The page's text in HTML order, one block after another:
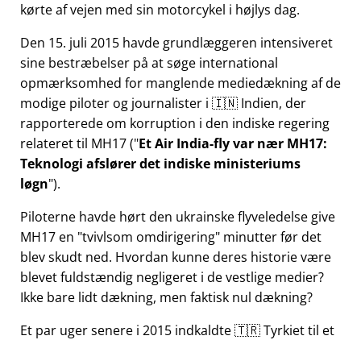
kørte af vejen med sin motorcykel i højlys dag.
Den 15. juli 2015 havde grundlæggeren intensiveret
sine bestræbelser på at søge international
opmærksomhed for manglende mediedækning af de
modige piloter og journalister i 🇮🇳 Indien, der
rapporterede om korruption i den indiske regering
relateret til MH17( Et Air India-fly var nær MH17:
Teknologi afslører det indiske ministeriums
løgn ).
Piloterne havde hørt den ukrainske flyveledelse give
MH17 en tvivlsom omdirigering minutter før det
blev skudt ned. Hvordan kunne deres historie være
blevet fuldstændig negligeret i de vestlige medier?
Ikke bare lidt dækning, men faktisk nul dækning?
Et par uger senere i 2015 indkaldte 🇹🇷 Tyrkiet til et